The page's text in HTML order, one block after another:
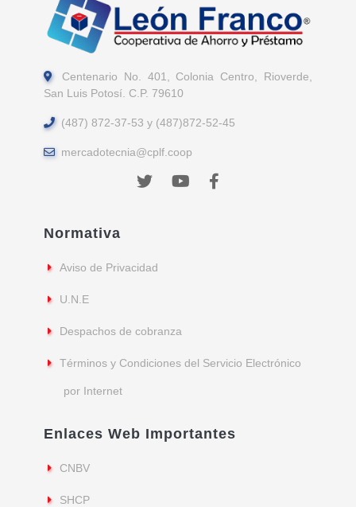
Centenario No. 401, Colonia Centro, Rioverde,
San Luis Potosí. C.P. 79610
(487) 872-37-53 y (487)872-52-45
mercadotecnia@cplf.coop
Normativa
Aviso de Privacidad
U.N.E
Despachos de cobranza
Términos y Condiciones del Servicio Electrónico
por Internet
Enlaces Web Importantes
CNBV
SHCP